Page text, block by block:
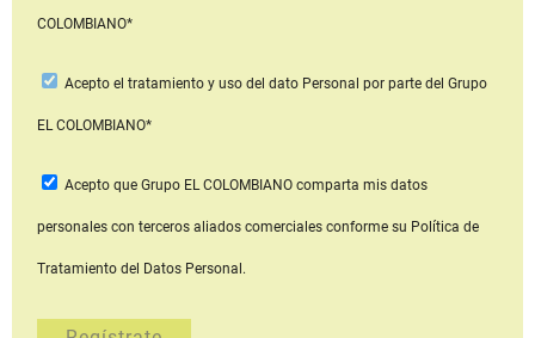
COLOMBIANO*
Acepto el tratamiento y uso del dato Personal por parte del Grupo
EL COLOMBIANO*
Acepto que Grupo EL COLOMBIANOcomparta mis datos
personales con terceros aliados comerciales conforme su Política de
Tratamiento del Datos Personal.